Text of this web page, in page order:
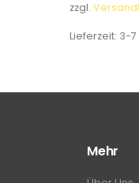
zzgl.
Lieferzeit: 3-7
Mehr